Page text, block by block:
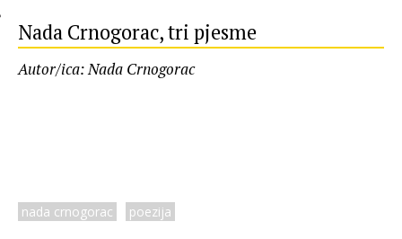
Nada Crnogorac, tri pjesme
Autor/ica: Nada Crnogorac
nada crnogorac poezija